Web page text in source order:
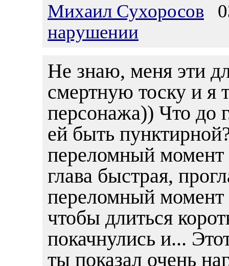
Михаил Сухоросов
нарушении
Не знаю, меня эти
смертную тоску и я
персонажа)) Что до
ей быть
переломный
глава быстрая,
переломный
чтобы длиться
покачнулись и...
ты показал очень